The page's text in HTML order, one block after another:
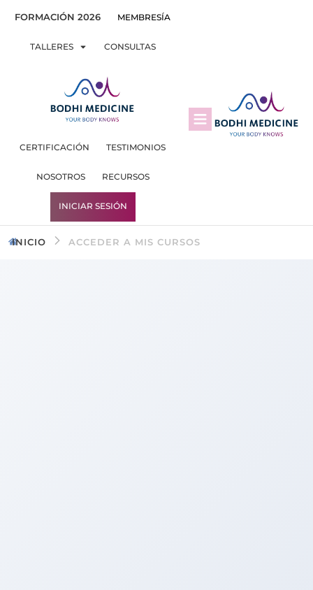
FORMACIÓN 2026 MEMBRESÍA
TALLERES CONSULTAS
CERTIFICACIÓN TESTIMONIOS
NOSOTROS RECURSOS
INICIAR SESIÓN
INICIO ACCEDER A MIS CURSOS